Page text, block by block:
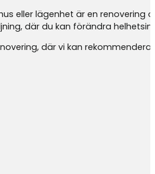
eller lägenhet är en
där du kan förändra
där vi kan